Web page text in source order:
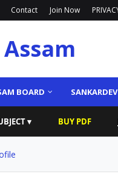
Contact Join Now
BOARD SANKARDEV
▾ BUY PDF